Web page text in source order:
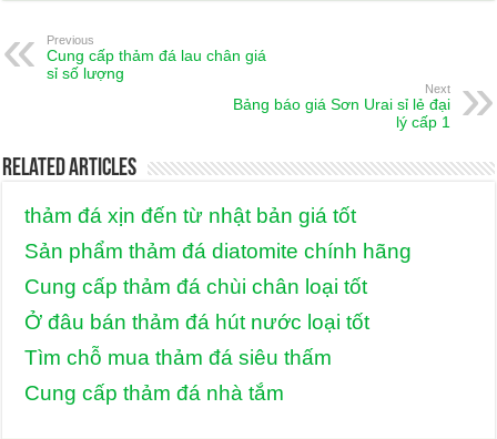
Previous
Cung cấp thảm đá lau chân giá
sỉ số lượng
Next
Bảng báo giá Sơn Urai sỉ lẻ đại
lý cấp 1
Related Articles
thảm đá xịn đến từ nhật bản giá tốt
Sản phẩm thảm đá diatomite chính hãng
Cung cấp thảm đá chùi chân loại tốt
Ở đâu bán thảm đá hút nước loại tốt
Tìm chỗ mua thảm đá siêu thấm
Cung cấp thảm đá nhà tắm